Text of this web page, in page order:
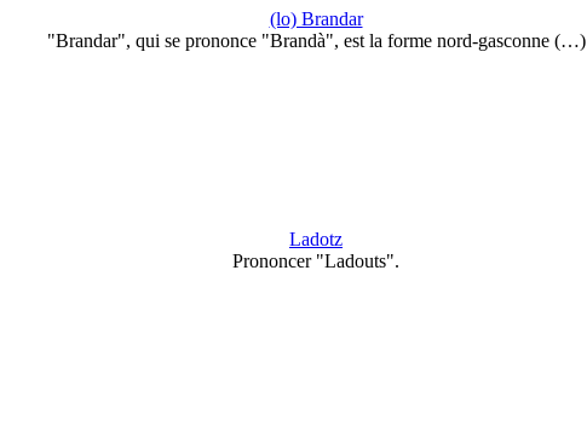
(lo) Brandar
"Brandar", qui se prononce "Brandà", est la forme nord-gasconne (…)
Ladotz
Prononcer "Ladouts".